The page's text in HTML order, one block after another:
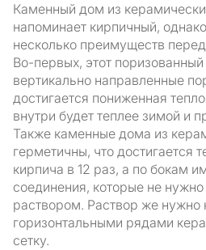
Каменный дом из
напоминает кирпичный,
несколько преимуществ
Во-первых, этот
вертикально направленные
достигается пониженная
внутри будет теплее зимой и
Также каменные дома из
герметичны, что достигается
кирпича в 12 раз, а по бокам
соединения, которые не
раствором. Раствор же нужно
горизонтальными рядами
сетку.